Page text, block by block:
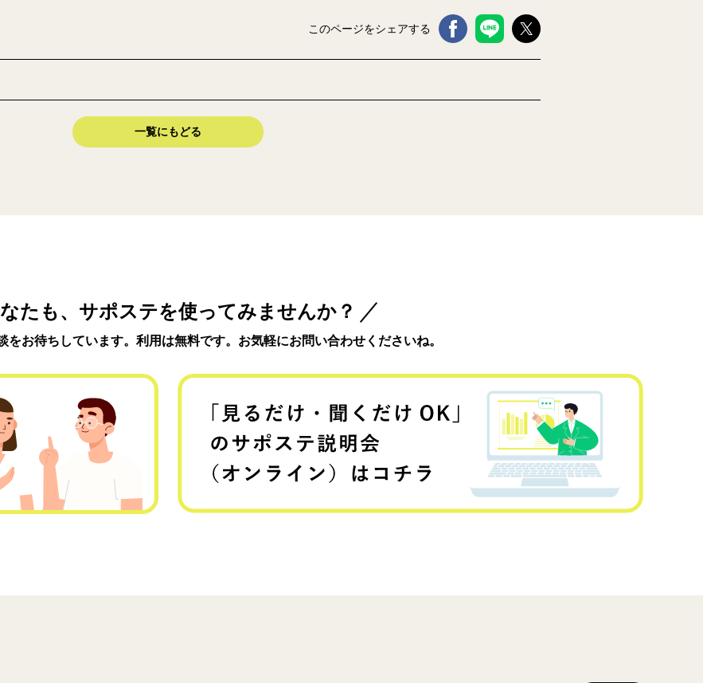
このページをシェアする
一覧にもどる
たも、サポステを使ってみませんか？
をお待ちしています。利用は無料です。お気軽にお問い合わせくださいね。